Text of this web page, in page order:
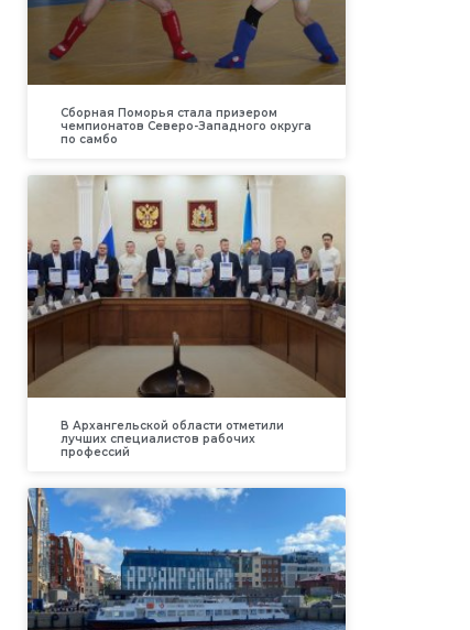
Сборная Поморья стала призером
чемпионатов Северо-Западного округа
по самбо
В Архангельской области отметили
лучших специалистов рабочих
профессий